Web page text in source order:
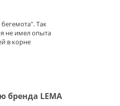
Так
не имел опыта
в корне
бренда LEMA